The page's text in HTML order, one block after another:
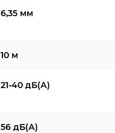
6,35 мм
10 м
21-40 дБ(А)
56 дБ(А)